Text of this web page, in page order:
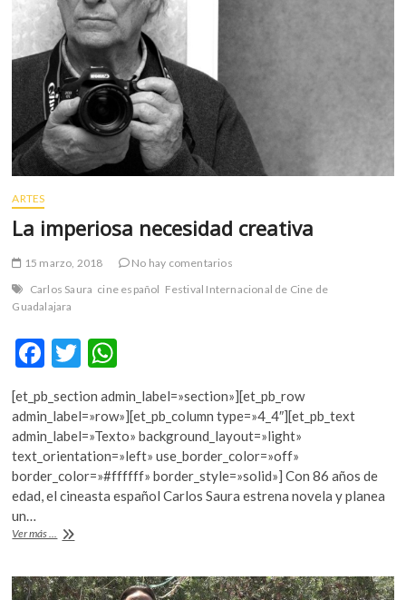
discriminación
ARTES
La imperiosa necesidad creativa
15 marzo, 2018
No hay comentarios
Carlos Saura cine español Festival Internacional de Cine de
Guadalajara
F
e
b
o
o
k
T
w
itt
er
h
at
s
A
p
[et_pb_section admin_label=»section»][et_pb_row
admin_label=»row»][et_pb_column type=»4_4″][et_pb_text
admin_label=»Texto» background_layout=»light»
text_orientation=»left» use_border_color=»off»
border_color=»#ffffff» border_style=»solid»] Con 86 años de
edad, el cineasta español Carlos Saura estrena novela y planea
un…
Ver más ... La
creativa